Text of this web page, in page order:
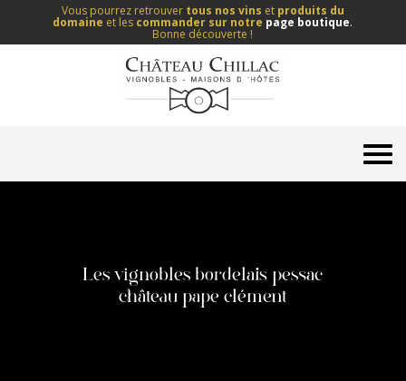
Vous pourrez retrouver tous nos vins et produits du
domaine et les commander sur notre page boutique.
Bonne découverte !
Les vignobles bordelais pessac
château pape clément